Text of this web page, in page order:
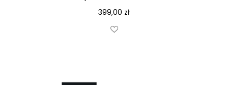
399,00 zł